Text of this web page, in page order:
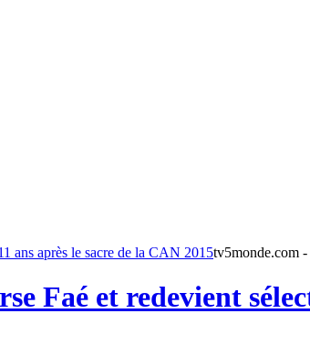
tv5monde.com
Faé et redevient